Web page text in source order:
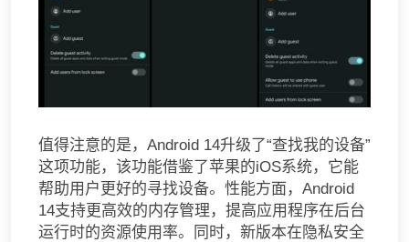
值得注意的是，Android 14升级了“查找我的设备”
这项功能，该功能借鉴了苹果的iOS系统，它能
帮助用户更好的寻找设备。性能方面，Android
14支持更高效的内存管理，提高应用程序在后台
运行时的资源使用率。同时，新版本在隐私安全